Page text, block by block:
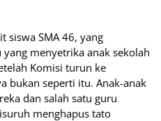
siswa SMA 46, yang
menyetrika anak sekolah
Komisi turun ke
bukan seperti itu. Anak-anak
dan salah satu guru
menghapus tato